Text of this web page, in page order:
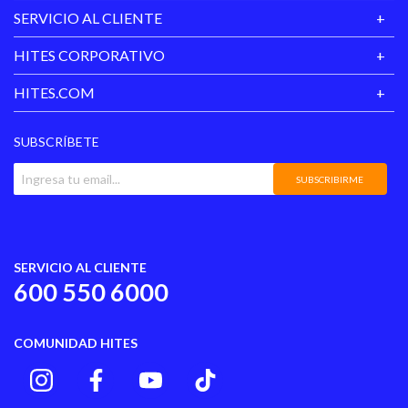
SERVICIO AL CLIENTE
HITES CORPORATIVO
HITES.COM
SUBSCRÍBETE
SUBSCRIBIRME
SERVICIO AL CLIENTE
600 550 6000
COMUNIDAD HITES